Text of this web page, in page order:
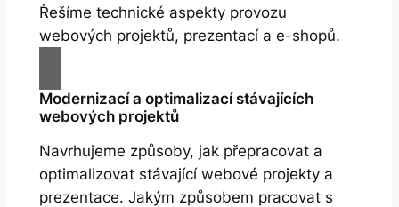
Řešíme technické aspekty provozu
webových projektů, prezentací a e-shopů.
Modernizací a optimalizací stávajících
webových projektů
Navrhujeme způsoby, jak přepracovat a
optimalizovat stávající webové projekty a
prezentace. Jakým způsobem pracovat s